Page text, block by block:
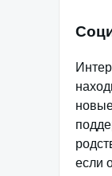
если